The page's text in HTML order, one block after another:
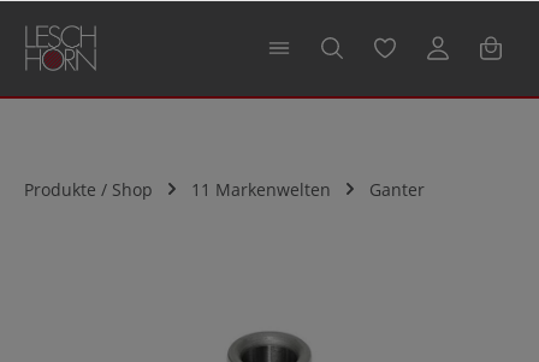
springen
Produkte / Shop 11 Markenwelten Ganter